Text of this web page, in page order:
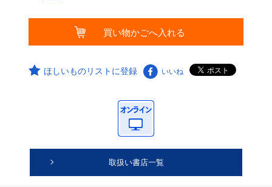
ほしいものリストに登録 いいね
取扱い書店一覧